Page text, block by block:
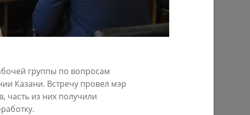
хочется прийти после работы и
заняться спортом»
группы по вопросам
Казани. Встречу провел мэр
часть из них получили